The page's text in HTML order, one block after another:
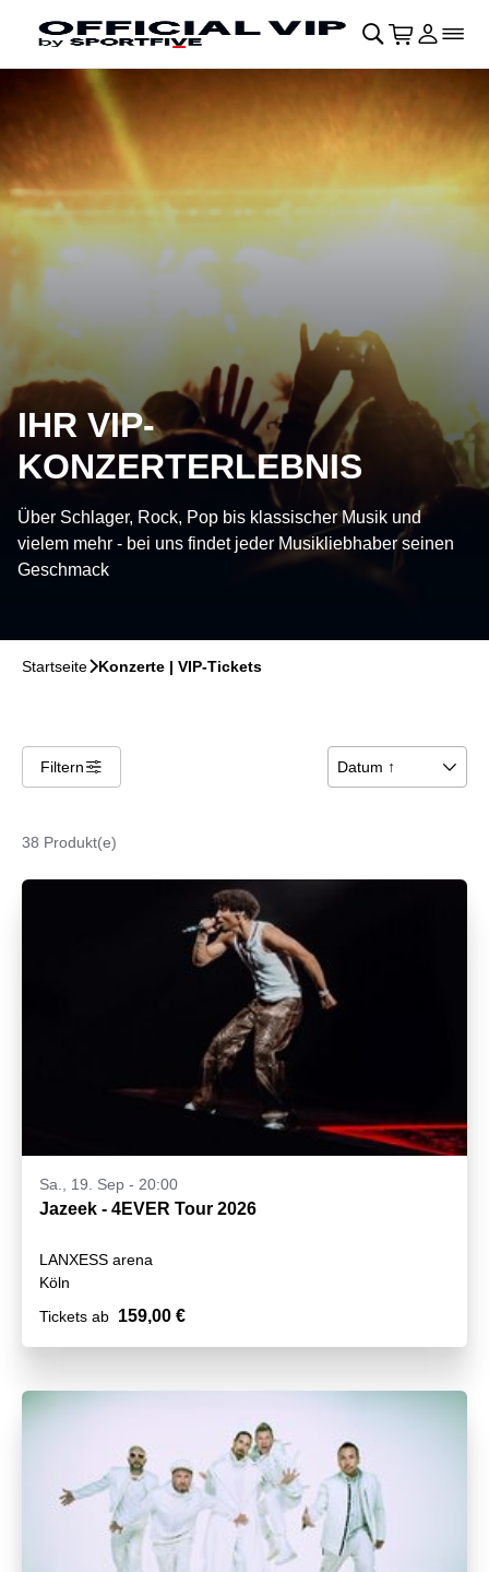
Navigation überspringen􀄫
􀊫 􀍩 Login
􀉩􀌇
IHR VIP-
KONZERTERLEBNIS
Über Schlager, Rock, Pop bis klassischer Musik und
vielem mehr - bei uns findet jeder Musikliebhaber seinen
Geschmack
Startseite􀆊Konzerte | VIP-Tickets
Filtern􀌆 Datum ↑ 􀆈
38 Produkt(e)
Sa., 19. Sep - 20:00
Jazeek - 4EVER Tour 2026
LANXESS arena
Köln
Tickets ab 159,00 €